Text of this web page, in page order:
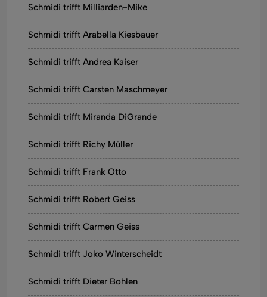
Schmidi trifft Milliarden-Mike
Schmidi trifft Arabella Kiesbauer
Schmidi trifft Andrea Kaiser
Schmidi trifft Carsten Maschmeyer
Schmidi trifft Miranda DiGrande
Schmidi trifft Richy Müller
Schmidi trifft Frank Otto
Schmidi trifft Robert Geiss
Schmidi trifft Carmen Geiss
Schmidi trifft Joko Winterscheidt
Schmidi trifft Dieter Bohlen